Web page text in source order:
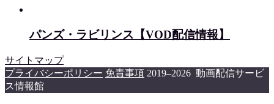
パンズ・ラビリンス【VOD配信情報】
サイトマップ
プライバシーポリシー 免責事項 2019–2026 動画配信サービ
ス情報館